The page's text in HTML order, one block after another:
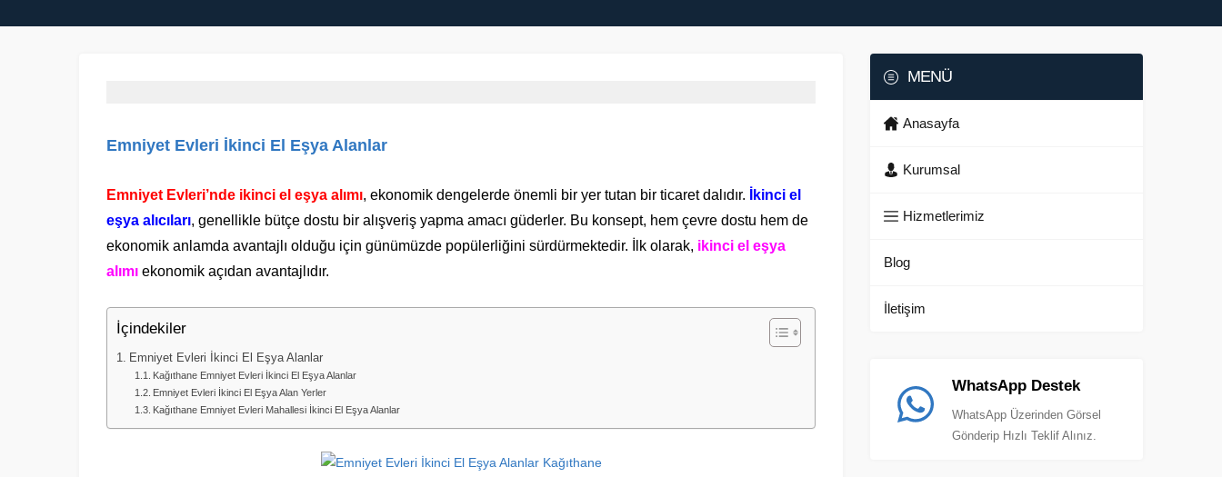
Emniyet Evleri İkinci El Eşya Alanlar
Emniyet Evleri’nde ikinci el eşya alımı, ekonomik dengelerde önemli bir yer tutan bir ticaret dalıdır.
İkinci el
eşya alıcıları, genellikle bütçe dostu bir alışveriş yapma amacı güderler. Bu konsept, hem çevre dostu hem de
ekonomik anlamda avantajlı olduğu için günümüzde popülerliğini sürdürmektedir. İlk olarak, ikinci el eşya
alımı ekonomik açıdan avantajlıdır.
İçindekiler
Emniyet Evleri İkinci El Eşya Alanlar
Kağıthane Emniyet Evleri İkinci El Eşya Alanlar
Emniyet Evleri İkinci El Eşya Alan Yerler
Kağıthane Emniyet Evleri Mahallesi İkinci El Eşya Alanlar
MENÜ
Anasayfa
Kurumsal
Hizmetlerimiz
Blog
İletişim
WhatsApp Destek
WhatsApp Üzerinden Görsel
Gönderip Hızlı Teklif Alınız.